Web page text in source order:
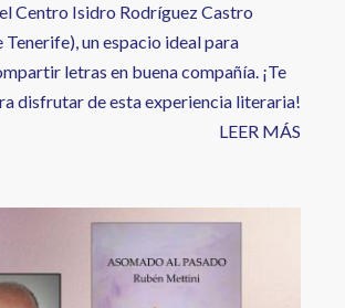
Centro Isidro Rodríguez Castro
Tenerife), un espacio ideal para
letras en buena compañía. ¡Te
disfrutar de esta experiencia literaria!
LEER MÁS